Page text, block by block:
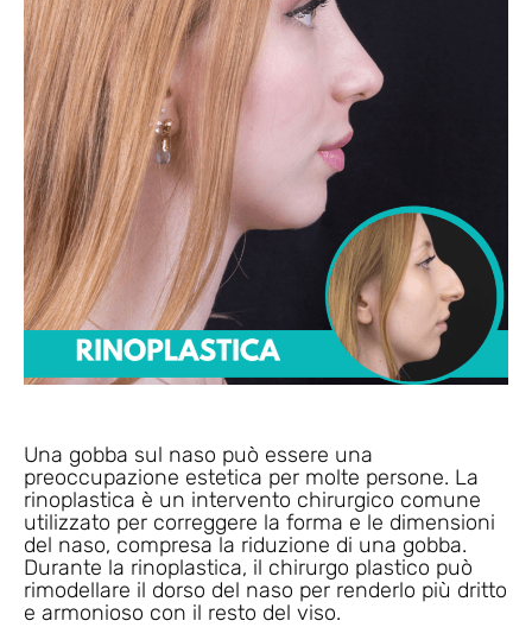
Una gobba sul naso può essere una
preoccupazione estetica per molte persone. La
rinoplastica è un intervento chirurgico comune
utilizzato per correggere la forma e le dimensioni
del naso, compresa la riduzione di una gobba.
Durante la rinoplastica, il chirurgo plastico può
rimodellare il dorso del naso per renderlo più dritto
e armonioso con il resto del viso.